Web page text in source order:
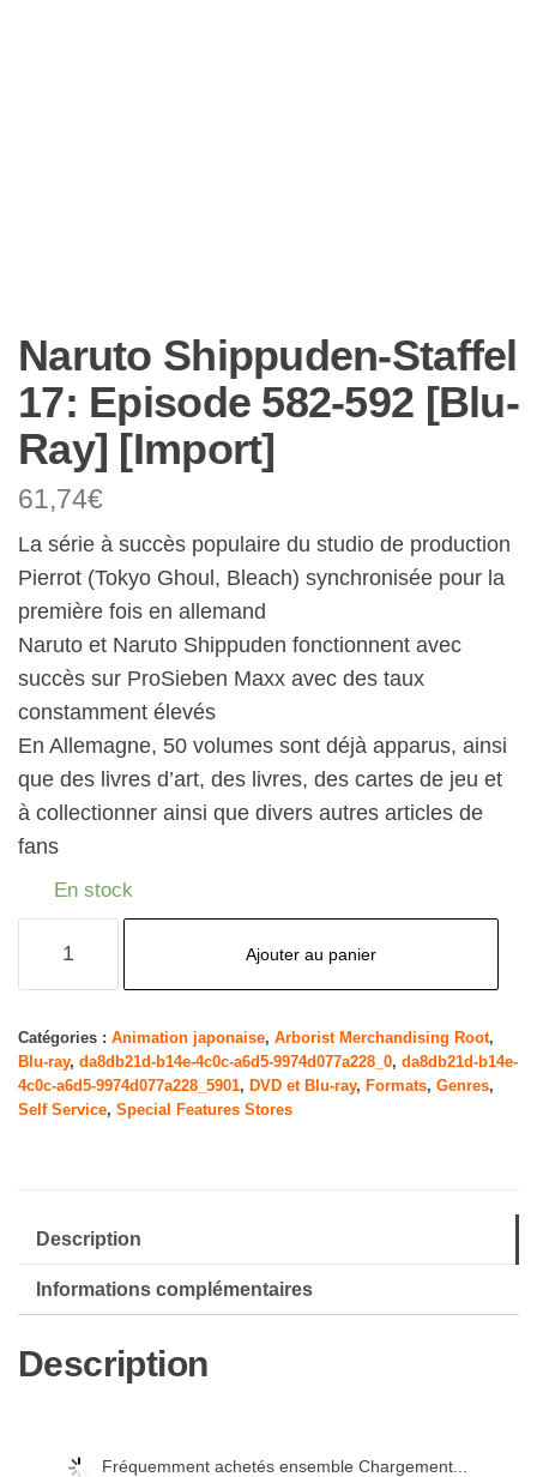
Naruto Shippuden-Staffel
17: Episode 582-592 [Blu-
Ray] [Import]
61,74€
La série à succès populaire du studio de production
Pierrot (Tokyo Ghoul, Bleach) synchronisée pour la
première fois en allemand
Naruto et Naruto Shippuden fonctionnent avec
succès sur ProSieben Maxx avec des taux
constamment élevés
En Allemagne, 50 volumes sont déjà apparus, ainsi
que des livres d’art, des livres, des cartes de jeu et
à collectionner ainsi que divers autres articles de
fans
En stock
Shippuden-
Staffel
17:
[Blu-
[Import]
Ajouter au panier
Catégories : Animation japonaise, Arborist Merchandising Root,
Blu-ray, da8db21d-b14e-4c0c-a6d5-9974d077a228_0, da8db21d-b14e-
4c0c-a6d5-9974d077a228_5901, DVD et Blu-ray, Formats, Genres,
Self Service, Special Features Stores
Description
Informations complémentaires
Description
Fréquemment achetés ensemble Chargement...